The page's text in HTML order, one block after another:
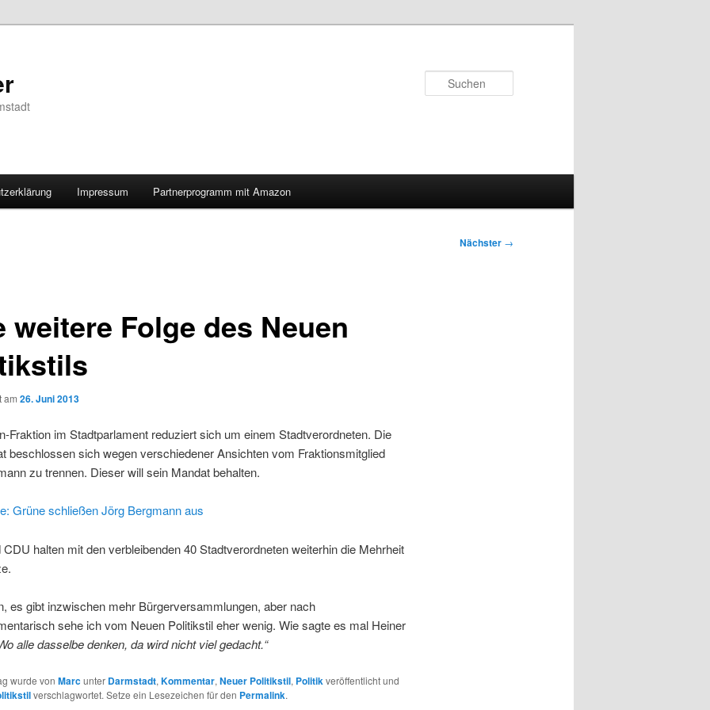
Impressum Partnerprogramm mit Amazon
Nächster →
weitere Folge des Neuen
am 26. Juni 2013
Fraktion im Stadtparlament reduziert sich um einem Stadtverordneten. Die
beschlossen sich wegen verschiedener Ansichten vom Fraktionsmitglied
zu trennen. Dieser will sein Mandat behalten.
Grüne schließen Jörg Bergmann aus
halten mit den verbleibenden 40 Stadtverordneten weiterhin die Mehrheit
es gibt inzwischen mehr Bürgerversammlungen, aber nach
sehe ich vom Neuen Politikstil eher wenig. Wie sagte es mal Heiner
alle dasselbe denken, da wird nicht viel gedacht.“
wurde von Marcunter Darmstadt, Kommentar, Neuer Politikstil, Politik veröffentlicht und
verschlagwortet. Setze ein Lesezeichen für den Permalink.